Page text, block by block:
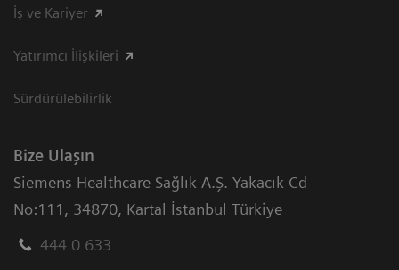
İş ve Kariyer
Yatırımcı İlişkileri
Sürdürülebilirlik
Bize Ulaşın
Siemens Healthcare Sağlık A.Ş. Yakacık Cd
No:111, 34870, Kartal İstanbul Türkiye
444 0 633